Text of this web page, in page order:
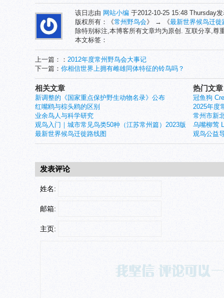
该日志由 网站小编 于2012-10-25 15:48 Thursday
版权所有：《常州野鸟会》 → 《最新世界候鸟迁徙
除特别标注,本博客所有文章均为原创. 互联分享,尊
本文标签：
上一篇：： 2012年度常州野鸟会大事记
下一篇： 你相信世界上拥有雌雄同体特征的铃鸟吗？
热门文章
冠鱼狗
2025年度
常州市新
乌嘴柳莺
观鸟公益
相关文章
新调整的《国家重点保护野生动物名录》公布
红嘴鸥与棕头鸥的区别
业余鸟人与科学研究
观鸟入门｜城市常见鸟类50种（江苏常州篇）2023版
最新世界候鸟迁徙路线图
发表评论
姓名:
邮箱:
主页: